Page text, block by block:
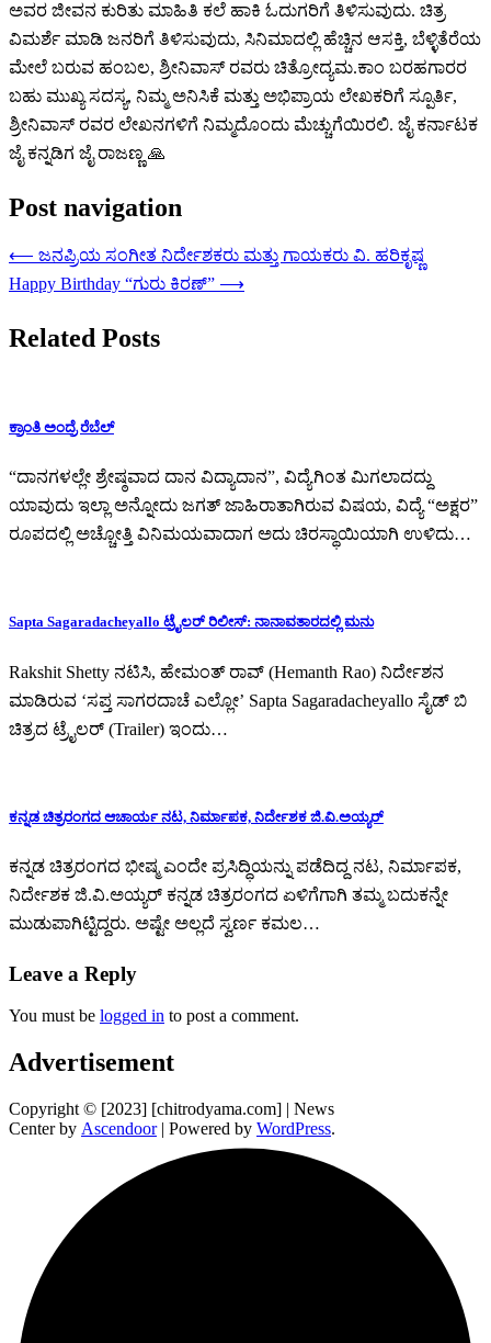
ಅವರ ಜೀವನ ಕುರಿತು ಮಾಹಿತಿ ಕಲೆ ಹಾಕಿ ಓದುಗರಿಗೆ ತಿಳಿಸುವುದು. ಚಿತ್ರ
ವಿಮರ್ಶೆ ಮಾಡಿ ಜನರಿಗೆ ತಿಳಿಸುವುದು, ಸಿನಿಮಾದಲ್ಲಿ ಹೆಚ್ಚಿನ ಆಸಕ್ತಿ, ಬೆಳ್ಳಿತೆರೆಯ
ಮೇಲೆ ಬರುವ ಹಂಬಲ, ಶ್ರೀನಿವಾಸ್ ರವರು ಚಿತ್ರೋದ್ಯಮ.ಕಾಂ ಬರಹಗಾರರ
ಬಹು ಮುಖ್ಯ ಸದಸ್ಯ, ನಿಮ್ಮ ಅನಿಸಿಕೆ ಮತ್ತು ಅಭಿಪ್ರಾಯ ಲೇಖಕರಿಗೆ ಸ್ಪೂರ್ತಿ,
ಶ್ರೀನಿವಾಸ್ ರವರ ಲೇಖನಗಳಿಗೆ ನಿಮ್ಮದೊಂದು ಮೆಚ್ಚುಗೆಯಿರಲಿ. ಜೈ ಕರ್ನಾಟಕ
ಜೈ ಕನ್ನಡಿಗ ಜೈ ರಾಜಣ್ಣ 🙏
Post navigation
⟵ ಜನಪ್ರಿಯ ಸಂಗೀತ ನಿರ್ದೇಶಕರು ಮತ್ತು ಗಾಯಕರು ವಿ. ಹರಿಕೃಷ್ಣ
Happy Birthday “ಗುರು ಕಿರಣ್” ⟶
Related Posts
ಕ್ರಾಂತಿ ಅಂದ್ರೆ ರೆಬೆಲ್
“ದಾನಗಳಲ್ಲೇ ಶ್ರೇಷ್ಠವಾದ ದಾನ ವಿದ್ಯಾದಾನ”, ವಿದ್ಯೆಗಿಂತ ಮಿಗಲಾದದ್ದು
ಯಾವುದು ಇಲ್ಲಾ ಅನ್ನೋದು ಜಗತ್ ಜಾಹಿರಾತಾಗಿರುವ ವಿಷಯ, ವಿದ್ಯೆ “ಅಕ್ಷರ”
ರೂಪದಲ್ಲಿ ಅಚ್ಚೋತ್ತಿ ವಿನಿಮಯವಾದಾಗ ಅದು ಚಿರಸ್ಥಾಯಿಯಾಗಿ ಉಳಿದು…
Sapta Sagaradacheyallo ಟ್ರೈಲರ್ ರಿಲೀಸ್: ನಾನಾವತಾರದಲ್ಲಿ ಮನು
Rakshit Shetty ನಟಿಸಿ, ಹೇಮಂತ್ ರಾವ್ (Hemanth Rao) ನಿರ್ದೇಶನ
ಮಾಡಿರುವ ‘ಸಪ್ತ ಸಾಗರದಾಚೆ ಎಲ್ಲೋ’ Sapta Sagaradacheyallo ಸೈಡ್ ಬಿ
ಚಿತ್ರದ ಟ್ರೈಲರ್ (Trailer) ಇಂದು…
ಕನ್ನಡ ಚಿತ್ರರಂಗದ ಆಚಾರ್ಯ ನಟ, ನಿರ್ಮಾಪಕ, ನಿರ್ದೇಶಕ ಜಿ.ವಿ.ಅಯ್ಯರ್
ಕನ್ನಡ ಚಿತ್ರರಂಗದ ಭೀಷ್ಮ ಎಂದೇ ಪ್ರಸಿದ್ಧಿಯನ್ನು ಪಡೆದಿದ್ದ ನಟ, ನಿರ್ಮಾಪಕ,
ನಿರ್ದೇಶಕ ಜಿ.ವಿ.ಅಯ್ಯರ್ ಕನ್ನಡ ಚಿತ್ರರಂಗದ ಏಳಿಗೆಗಾಗಿ ತಮ್ಮ ಬದುಕನ್ನೇ
ಮುಡುಪಾಗಿಟ್ಟಿದ್ದರು. ಅಷ್ಟೇ ಅಲ್ಲದೆ ಸ್ವರ್ಣ ಕಮಲ…
Leave a Reply
You must be logged in to post a comment.
Advertisement
Copyright © [2023] [chitrodyama.com] | News
Center by Ascendoor| Powered by WordPress.